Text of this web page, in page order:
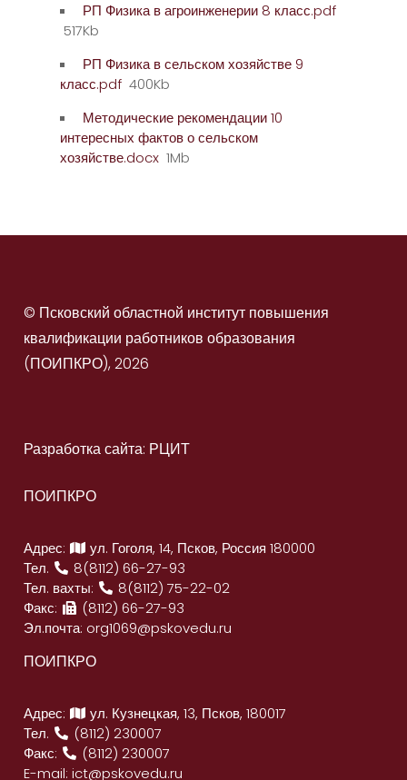
РП Физика в агроинженерии 8 класс.pdf
517Kb
РП Физика в сельском хозяйстве 9
класс.pdf 400Kb
Методические рекомендации 10
интересных фактов о сельском
хозяйстве.docx 1Mb
© Псковский областной институт повышения
квалификации работников образования
(ПОИПКРО), 2026
Разработка сайта: РЦИТ
ПОИПКРО
Адрес:
ул. Гоголя, 14, Псков, Россия 180000
Тел.
8(8112) 66-27-93
Тел. вахты:
8(8112) 75-22-02
Факс:
(8112) 66-27-93
Эл.почта: org1069@pskovedu.ru
ПОИПКРО
Адрес:
ул. Кузнецкая, 13, Псков, 180017
Тел.
(8112) 230007
Факс:
(8112) 230007
E-mail:ict@pskovedu.ru